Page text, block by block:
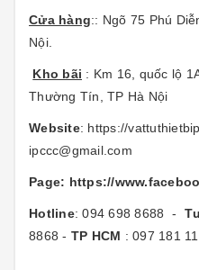
Cửa hàng:: Ngõ 75 Phú
Nội.
Kho bãi : Km 16, quốc lộ
Thường Tín, TP Hà Nội
Website: https://
ipccc@gmail.com
Page: https://
Hotline: 094 698 8688 -
8868 - TP HCM : 097 181